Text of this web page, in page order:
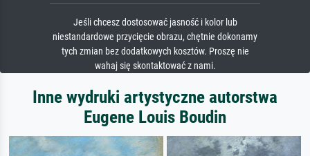
Jeśli chcesz dostosować jasność i kolor lub
niestandardowe przycięcie obrazu, chętnie dokonamy
tych zmian bez dodatkowych kosztów. Proszę nie
wahaj się skontaktować z nami.
Inne wydruki artystyczne autorstwa
Eugene Louis Boudin